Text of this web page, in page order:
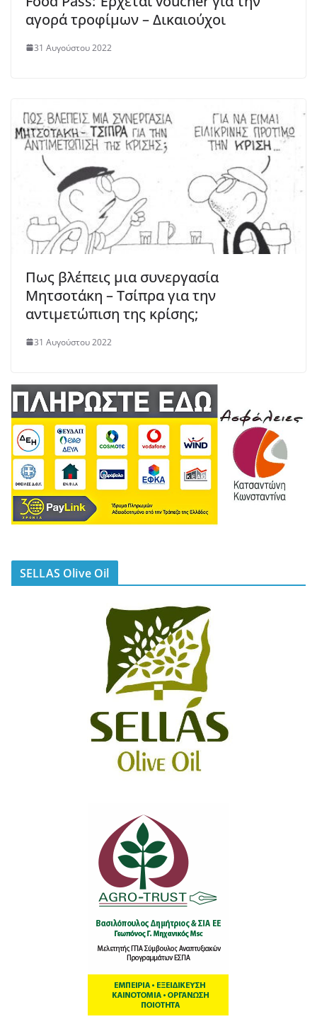
αγορά τροφίμων – Δικαιούχοι
31 Αυγούστου 2022
Πως βλέπεις μια συνεργασία
Μητσοτάκη – Τσίπρα για την
αντιμετώπιση της κρίσης;
31 Αυγούστου 2022
SELLAS Olive Oil